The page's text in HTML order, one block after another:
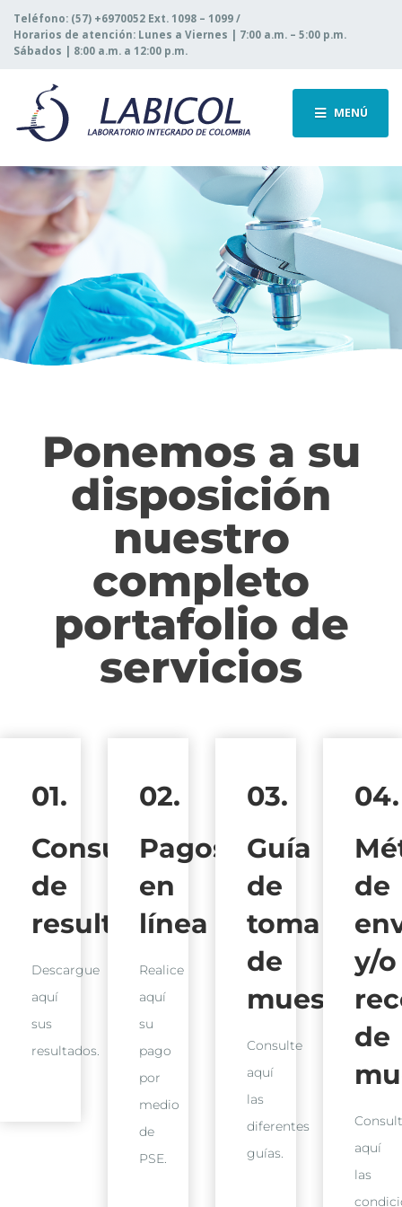
Teléfono: (57) +6970052 Ext. 1098 – 1099 /
Horarios de atención: Lunes a Viernes | 7:00 a.m. – 5:00 p.m.
Sábados | 8:00 a.m. a 12:00 p.m.
MENÚ
Ponemos a su
disposición
nuestro
completo
portafolio de
servicios
01.
Consulta
de
resultados
Descargue
aquí
sus
resultados.
02.
Pagos
en
línea
Realice
aquí
su
pago
por
medio
de
PSE.
03.
Guía
de
toma
de
muestras
Consulte
aquí
las
diferentes
guías.
04.
de
y/o
de
aquí
las